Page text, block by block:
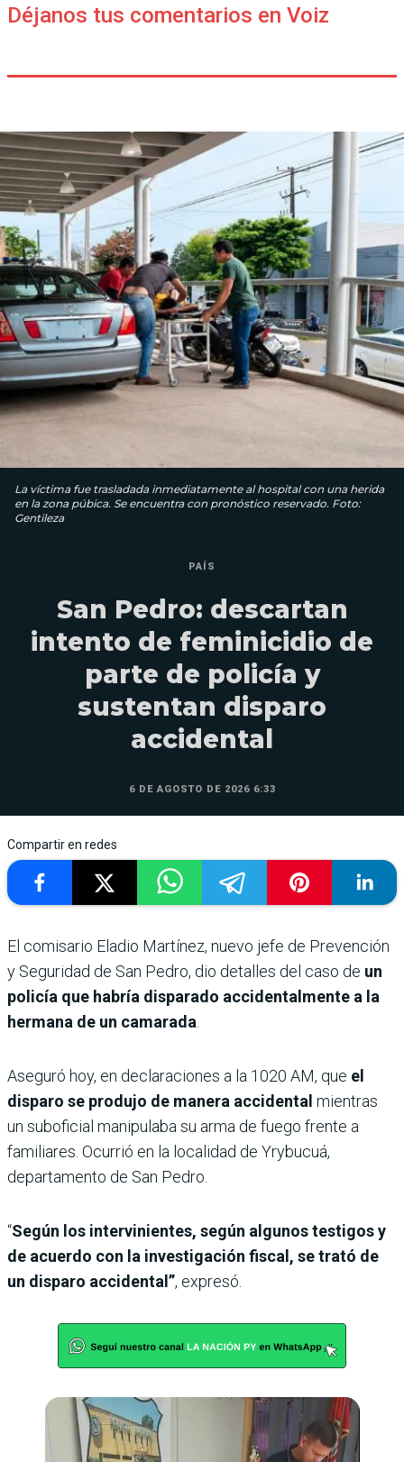
Déjanos tus comentarios en Voiz
La víctima fue trasladada inmediatamente al hospital con una herida
en la zona púbica. Se encuentra con pronóstico reservado. Foto:
Gentileza
PAÍS
San Pedro: descartan
intento de feminicidio de
parte de policía y
sustentan disparo
accidental
6 DE AGOSTO DE 2026 6:33
Compartir en redes
El comisario Eladio Martínez, nuevo jefe de Prevención
y Seguridad de San Pedro, dio detalles del caso de un
policía que habría disparado accidentalmente a la
hermana de un camarada.
Aseguró hoy, en declaraciones a la 1020 AM, que el
disparo se produjo de manera accidental mientras
un suboficial manipulaba su arma de fuego frente a
familiares. Ocurrió en la localidad de Yrybucuá,
departamento de San Pedro.
“Según los intervinientes, según algunos testigos y
de acuerdo con la investigación fiscal, se trató de
un disparo accidental”, expresó.